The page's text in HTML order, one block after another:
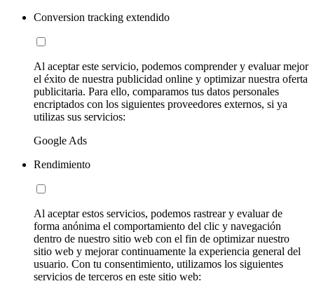
Conversion tracking extendido
Al aceptar este servicio, podemos comprender y evaluar mejor
el éxito de nuestra publicidad online y optimizar nuestra oferta
publicitaria. Para ello, comparamos tus datos personales
encriptados con los siguientes proveedores externos, si ya
utilizas sus servicios:
Google Ads
Rendimiento
Al aceptar estos servicios, podemos rastrear y evaluar de
forma anónima el comportamiento del clic y navegación
dentro de nuestro sitio web con el fin de optimizar nuestro
sitio web y mejorar continuamente la experiencia general del
usuario. Con tu consentimiento, utilizamos los siguientes
servicios de terceros en este sitio web: